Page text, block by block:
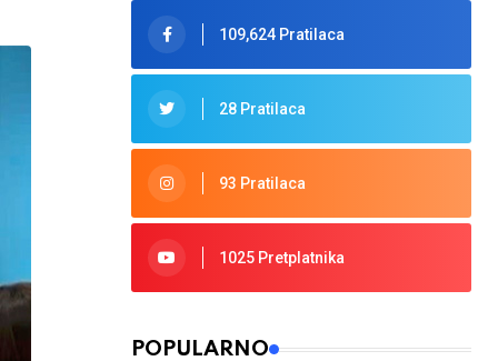
109,624 Pratilaca
28 Pratilaca
93 Pratilaca
1025 Pretplatnika
POPULARNO